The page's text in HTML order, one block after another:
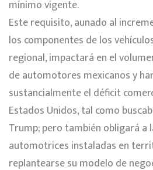
mínimo vigente.
Este requisito, aunado al
los componentes de los
regional, impactará en el
de automotores mexicanos y
sustancialmente el déficit
Estados Unidos, tal como
Trump; pero también obligará a
automotrices instaladas en
replantearse su modelo de